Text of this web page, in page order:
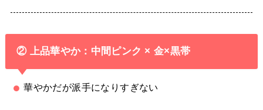
② 上品華やか：中間ピンク × 金×黒帯
華やかだが派手になりすぎない